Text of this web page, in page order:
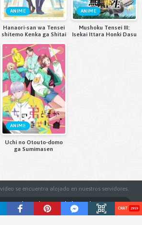
ANIME
Hanaori-san wa Tensei
shitemo Kenka ga Shitai
ANIME
Mushoku Tensei III:
Isekai Ittara Honki Dasu
ANIME
Uchi no Otouto-domo
ga Sumimasen
se encuentra alojado en nuestros servidores.
Política de Privacidad Sobre AnimeFLV
2959